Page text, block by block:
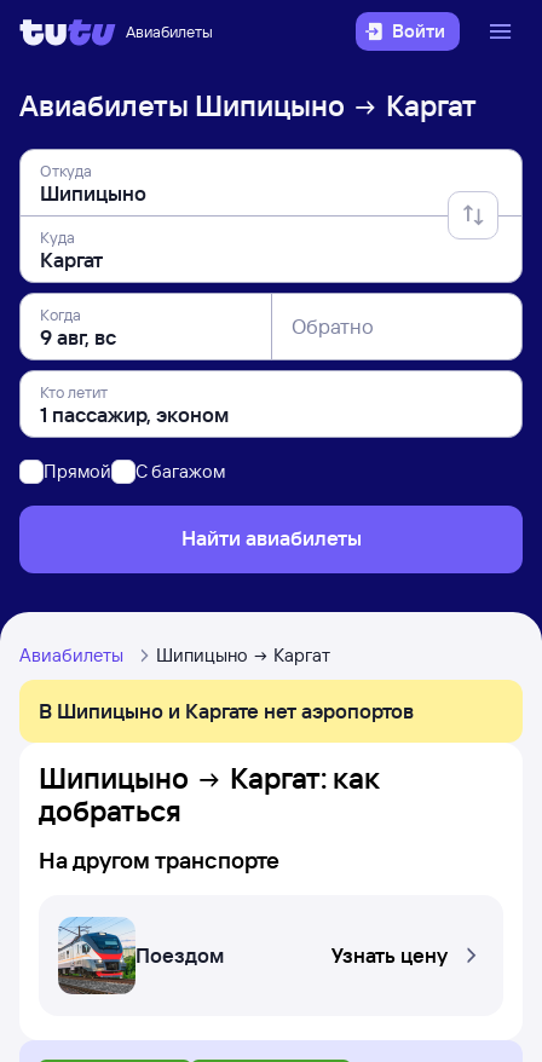
Авиабилеты Войти
Авиабилеты Шипицыно Каргат
Откуда
Куда
Когда Обратно
Кто летит
Прямой C багажом
Найти авиабилеты
Авиабилеты Шипицыно Каргат
В Шипицыно и Каргате нет аэропортов
Шипицыно Каргат: как
добраться
На другом транспорте
Поездом Узнать цену